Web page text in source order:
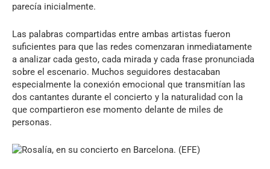
parecía inicialmente.
Las palabras compartidas entre ambas artistas fueron
suficientes para que las redes comenzaran inmediatamente
a analizar cada gesto, cada mirada y cada frase pronunciada
sobre el escenario. Muchos seguidores destacaban
especialmente la conexión emocional que transmitían las
dos cantantes durante el concierto y la naturalidad con la
que compartieron ese momento delante de miles de
personas.